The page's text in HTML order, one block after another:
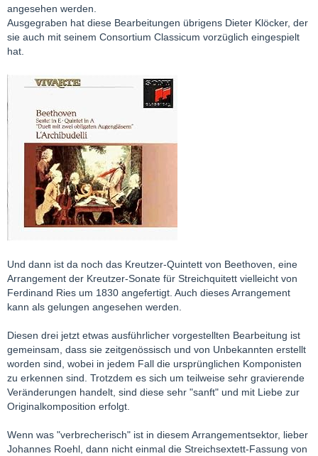
angesehen werden.
Ausgegraben hat diese Bearbeitungen übrigens Dieter Klöcker, der
sie auch mit seinem Consortium Classicum vorzüglich eingespielt
hat.
Und dann ist da noch das Kreutzer-Quintett von Beethoven, eine
Arrangement der Kreutzer-Sonate für Streichquitett vielleicht von
Ferdinand Ries um 1830 angefertigt. Auch dieses Arrangement
kann als gelungen angesehen werden.
Diesen drei jetzt etwas ausführlicher vorgestellten Bearbeitung ist
gemeinsam, dass sie zeitgenössisch und von Unbekannten erstellt
worden sind, wobei in jedem Fall die ursprünglichen Komponisten
zu erkennen sind. Trotzdem es sich um teilweise sehr gravierende
Veränderungen handelt, sind diese sehr "sanft" und mit Liebe zur
Originalkomposition erfolgt.
Wenn was "verbrecherisch" ist in diesem Arrangementsektor, lieber
Johannes Roehl, dann nicht einmal die Streichsextett-Fassung von